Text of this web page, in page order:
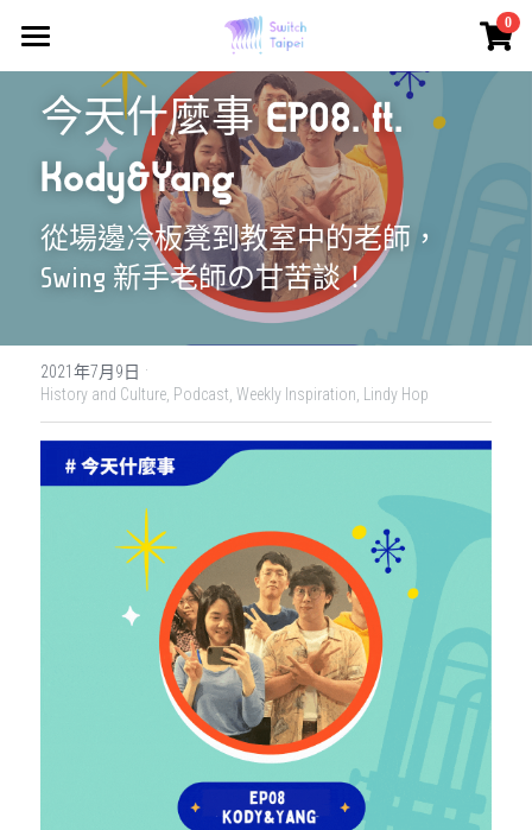
0
Switch Taipei
Class - 課程報名
Solo Drop-in
Lindy Drop-in
Event/Workshop
About
What we did
What is Switch Dance?
什麼是 Swing?
什麼是Swing?
Swing Dance 簡介
什麼是Switch Dance?
Culture
Podcast
Swing 大小事
PrideVoice.
SwitchLife
Community
社群準則
switchtaipei@gmail.com
今天什麼事 EP08. ft.
Kody&Yang
從場邊冷板凳到教室中的老師，
Swing 新手老師の甘苦談！
2021年7月9日 ·
History and Culture, Podcast, Weekly Inspiration, Lindy Hop
×
商品分類
所有商品分類